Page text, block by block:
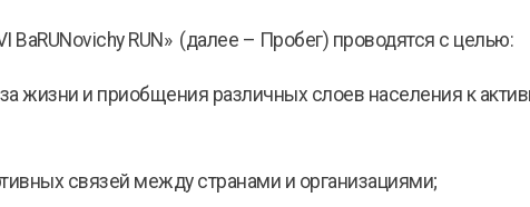
BaRUNovichy RUN» (далее – Пробег) проводятся с целью:
жизни и приобщения различных слоев населения к
связей между странами и организациями;